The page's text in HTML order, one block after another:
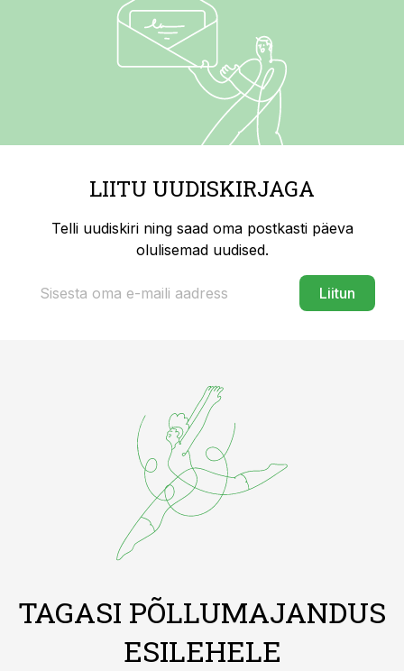
LIITU UUDISKIRJAGA
Telli uudiskiri ning saad oma postkasti päeva
olulisemad uudised.
Liitun
TAGASI PÕLLUMAJANDUS
ESILEHELE